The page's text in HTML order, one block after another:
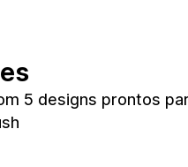
5 designs prontos